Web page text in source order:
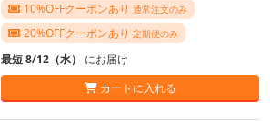
10%OFFクーポンあり 通常注文のみ
20%OFFクーポンあり 定期便のみ
最短 8/12（水） にお届け
カートに入れる